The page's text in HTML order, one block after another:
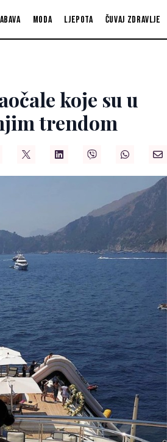
Moda Ljepota Čuvaj zdravlje
koje su u
trendom